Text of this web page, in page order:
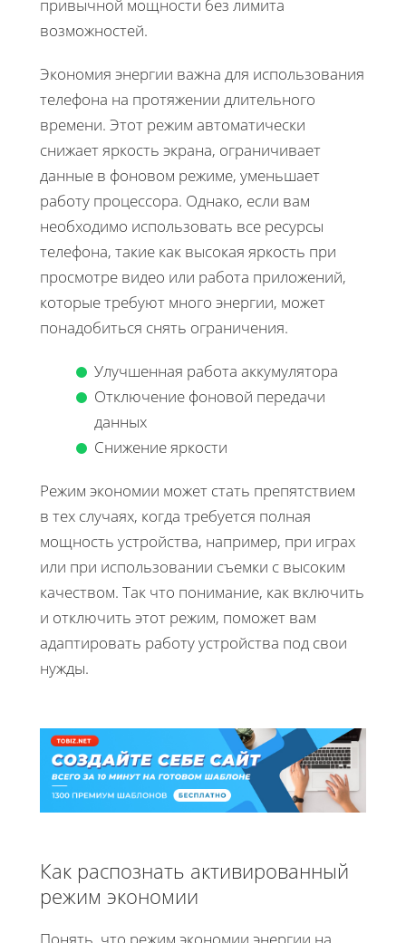
привычной мощности без лимита
возможностей.
Экономия энергии важна для использования
телефона на протяжении длительного
времени. Этот режим автоматически
снижает яркость экрана, ограничивает
данные в фоновом режиме, уменьшает
работу процессора. Однако, если вам
необходимо использовать все ресурсы
телефона, такие как высокая яркость при
просмотре видео или работа приложений,
которые требуют много энергии, может
понадобиться снять ограничения.
Улучшенная работа аккумулятора
Отключение фоновой передачи
данных
Снижение яркости
Режим экономии может стать препятствием
в тех случаях, когда требуется полная
мощность устройства, например, при играх
или при использовании съемки с высоким
качеством. Так что понимание, как включить
и отключить этот режим, поможет вам
адаптировать работу устройства под свои
нужды.
Как распознать активированный
режим экономии
Понять, что режим экономии энергии на